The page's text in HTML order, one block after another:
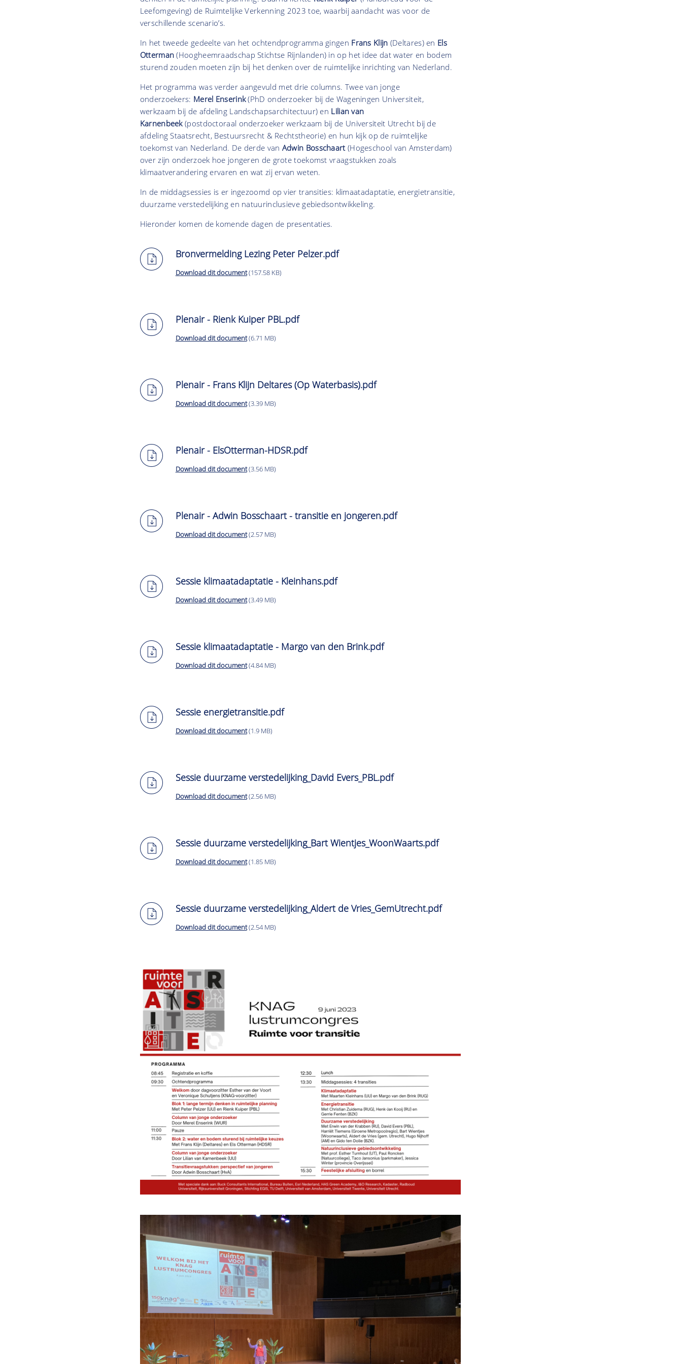
Leefomgeving) de Ruimtelijke Verkenning 2023 toe, waarbij aandacht was voor de
verschillende scenario’s.
In het tweede gedeelte van het ochtendprogramma gingen Frans Klijn (Deltares) en Els
Otterman(Hoogheemraadschap Stichtse Rijnlanden) in op het idee dat water en bodem
sturend zouden moeten zijn bij het denken over de ruimtelijke inrichting van Nederland.
Het programma was verder aangevuld met drie columns. Twee van jonge
onderzoekers: Merel Enserink(PhD onderzoeker bij de Wageningen Universiteit,
werkzaam bij de afdeling Landschapsarchitectuur) en Lilian van
Karnenbeek(postdoctoraal onderzoeker werkzaam bij de Universiteit Utrecht bij de
afdeling Staatsrecht, Bestuursrecht & Rechtstheorie) en hun kijk op de ruimtelijke
toekomst van Nederland. De derde van Adwin Bosschaart (Hogeschool van Amsterdam)
over zijn onderzoek hoe jongeren de grote toekomst vraagstukken zoals
klimaatverandering ervaren en wat zij ervan weten.
In de middagsessies is er ingezoomd op vier transities: klimaatadaptatie, energietransitie,
duurzame verstedelijking en natuurinclusieve gebiedsontwikkeling.
Hieronder komen de komende dagen de presentaties.
Bronvermelding Lezing Peter Pelzer.pdf
Download dit document(157.58 KB)
Plenair - Rienk Kuiper PBL.pdf
Download dit document(6.71 MB)
Plenair - Frans Klijn Deltares (Op Waterbasis).pdf
Download dit document(3.39 MB)
Plenair - ElsOtterman-HDSR.pdf
Download dit document(3.56 MB)
Plenair - Adwin Bosschaart - transitie en jongeren.pdf
Download dit document(2.57 MB)
Sessie klimaatadaptatie - Kleinhans.pdf
Download dit document(3.49 MB)
Sessie klimaatadaptatie - Margo van den Brink.pdf
Download dit document(4.84 MB)
Sessie energietransitie.pdf
Download dit document(1.9 MB)
Sessie duurzame verstedelijking_David Evers_PBL.pdf
Download dit document(2.56 MB)
Sessie duurzame verstedelijking_Bart Wientjes_WoonWaarts.pdf
Download dit document(1.85 MB)
Sessie duurzame verstedelijking_Aldert de Vries_GemUtrecht.pdf
Download dit document(2.54 MB)